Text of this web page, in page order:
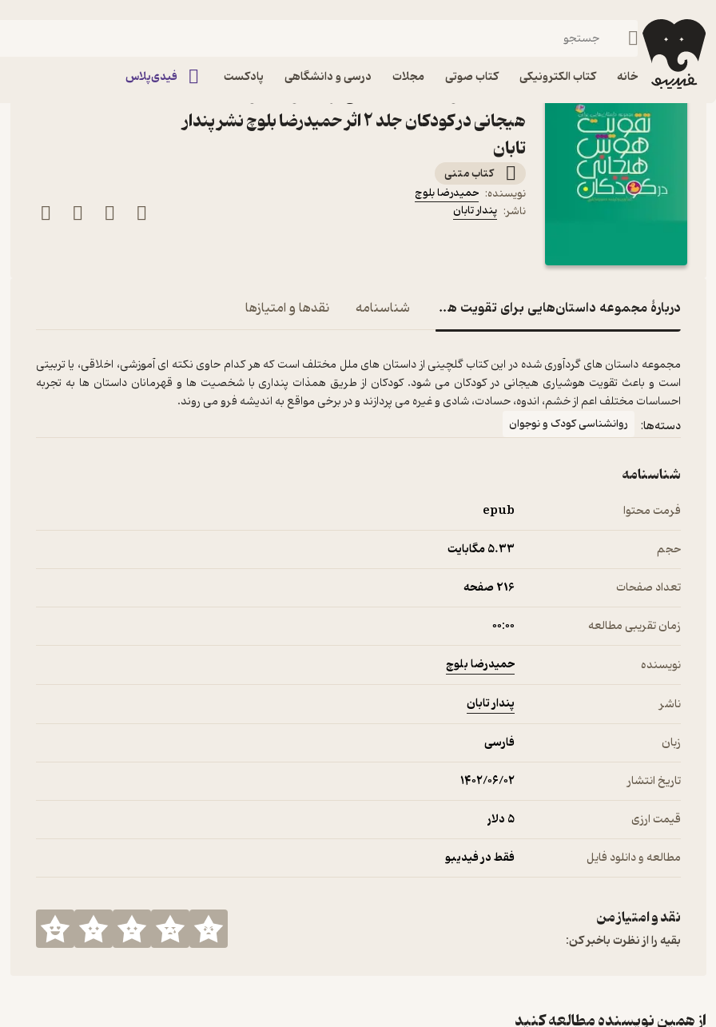
خانه کتاب الکترونیکی کتاب صوتی مجلات درسی و دانشگاهی پادکست فیدی‌پلاس
فیدیبو کتاب الکترونیکی
هیجانی در کودکان جلد 2 اثر حمیدرضا بلوچ نشر پندار
تابان
کتاب متنی
نویسنده: حمیدرضا بلوچ
ناشر: پندار تابان
دربارۀ مجموعه داستان‌هایی برای تقویت هوش هیجانی در کودکان جلد 2
شناسنامه نقدها و امتیازها
مجموعه داستان های گردآوری شده در این کتاب گلچینی از داستان های ملل مختلف است که هر کدام حاوی نکته ای آموزشی، اخلاقی، یا تربیتی
است و باعث تقویت هوشیاری هیجانی در کودکان می شود. کودکان از طریق همذات پنداری با شخصیت ها و قهرمانان داستان ها به تجربه
احساسات مختلف اعم از خشم، اندوه، حسادت، شادی و غیره می پردازند و در برخی مواقع به اندیشه فرو می روند.
دسته‌ها: روانشناسی کودک و نوجوان
شناسنامه
فرمت محتوا epub
حجم 5.۳۳ مگابایت
تعداد صفحات 216 صفحه
زمان تقریبی مطالعه ۰۰:۰۰
نویسنده حمیدرضا بلوچ
ناشر پندار تابان
زبان فارسی
تاریخ انتشار ۱۴۰۲/۰۶/۰۲
قیمت ارزی 5 دلار
مطالعه و دانلود فایل فقط در فیدیبو
نقد و امتیاز من
بقیه را از نظرت باخبر کن:
از همین نویسنده مطالعه کنید